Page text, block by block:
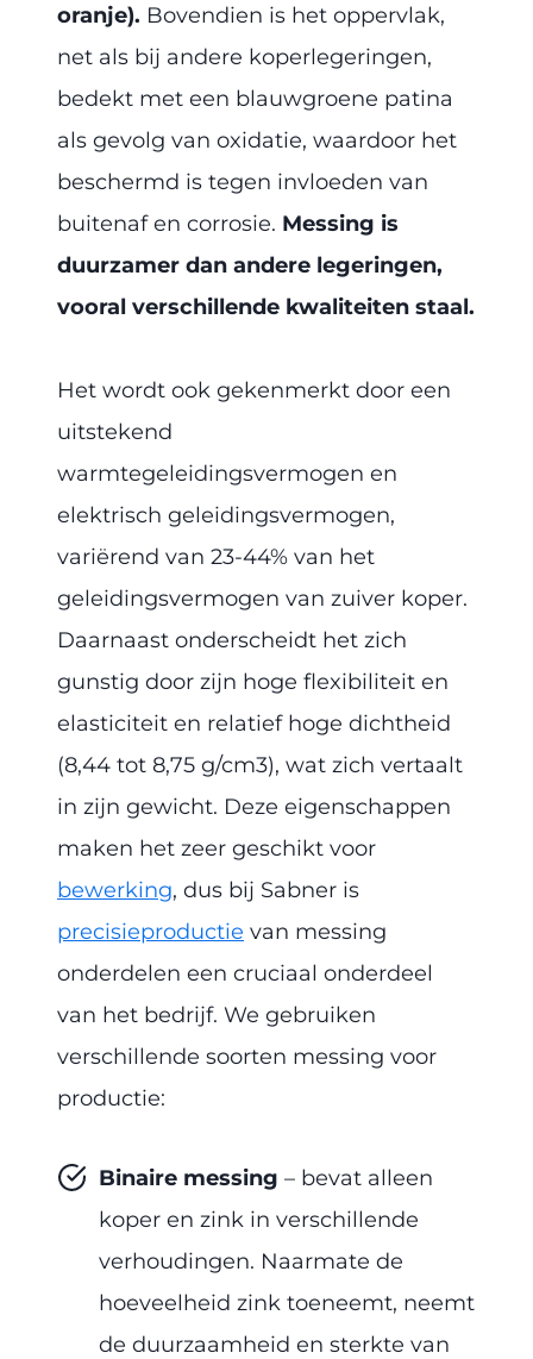
oranje). Bovendien is het oppervlak,
net als bij andere koperlegeringen,
bedekt met een blauwgroene patina
als gevolg van oxidatie, waardoor het
beschermd is tegen invloeden van
buitenaf en corrosie. Messing is
duurzamer dan andere legeringen,
vooral verschillende kwaliteiten staal.
Het wordt ook gekenmerkt door een
uitstekend
warmtegeleidingsvermogen en
elektrisch geleidingsvermogen,
variërend van 23-44% van het
geleidingsvermogen van zuiver koper.
Daarnaast onderscheidt het zich
gunstig door zijn hoge flexibiliteit en
elasticiteit en relatief hoge dichtheid
(8,44 tot 8,75 g/cm3), wat zich vertaalt
in zijn gewicht. Deze eigenschappen
maken het zeer geschikt voor
bewerking, dus bij Sabner is
precisieproductie van messing
onderdelen een cruciaal onderdeel
van het bedrijf. We gebruiken
verschillende soorten messing voor
productie:
Binaire messing – bevat alleen
koper en zink in verschillende
verhoudingen. Naarmate de
hoeveelheid zink toeneemt, neemt
de duurzaamheid en sterkte van